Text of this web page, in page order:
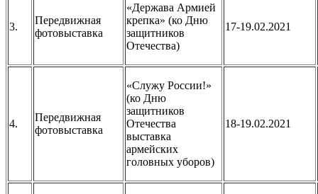
3.
Передвижная
фотовыставка
«Держава Армией
крепка» (ко Дню
защитников
Отечества)
17-19.02.2021
4.
Передвижная
фотовыставка
«Служу России!»
(ко Дню
защитников
Отечества
выставка
армейских
головных уборов)
18-19.02.2021